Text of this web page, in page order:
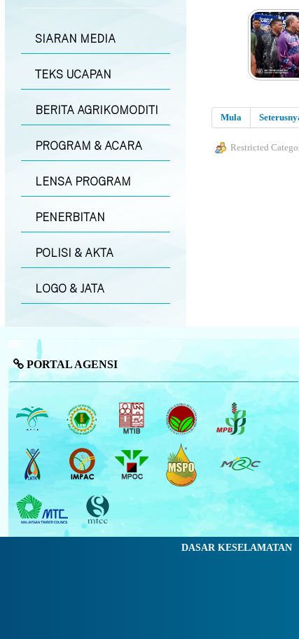
SIARAN MEDIA
TEKS UCAPAN
BERITA AGRIKOMODITI
PROGRAM & ACARA
LENSA PROGRAM
PENERBITAN
POLISI & AKTA
LOGO & JATA
Mula
Restricted
PORTAL AGENSI
DASAR KESELAMATAN